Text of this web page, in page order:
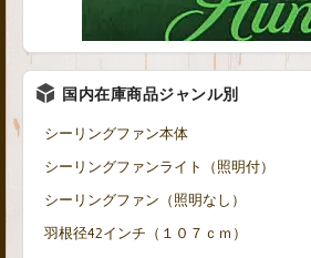
国内在庫商品ジャンル別
シーリングファン本体
シーリングファンライト（照明付）
シーリングファン（照明なし）
羽根径42インチ（１０７ｃｍ）